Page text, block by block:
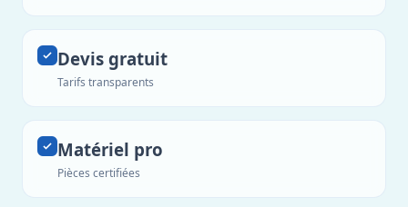
Devis gratuit
Tarifs transparents
Matériel pro
Pièces certifiées